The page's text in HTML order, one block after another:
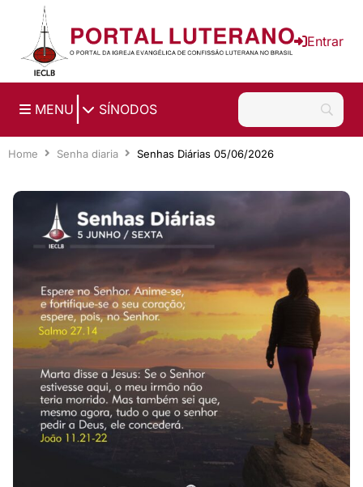
Ir para o conteúdo principal
Entrar
MENU SÍNODOS
Home Senha diaria Senhas Diárias 05/06/2026